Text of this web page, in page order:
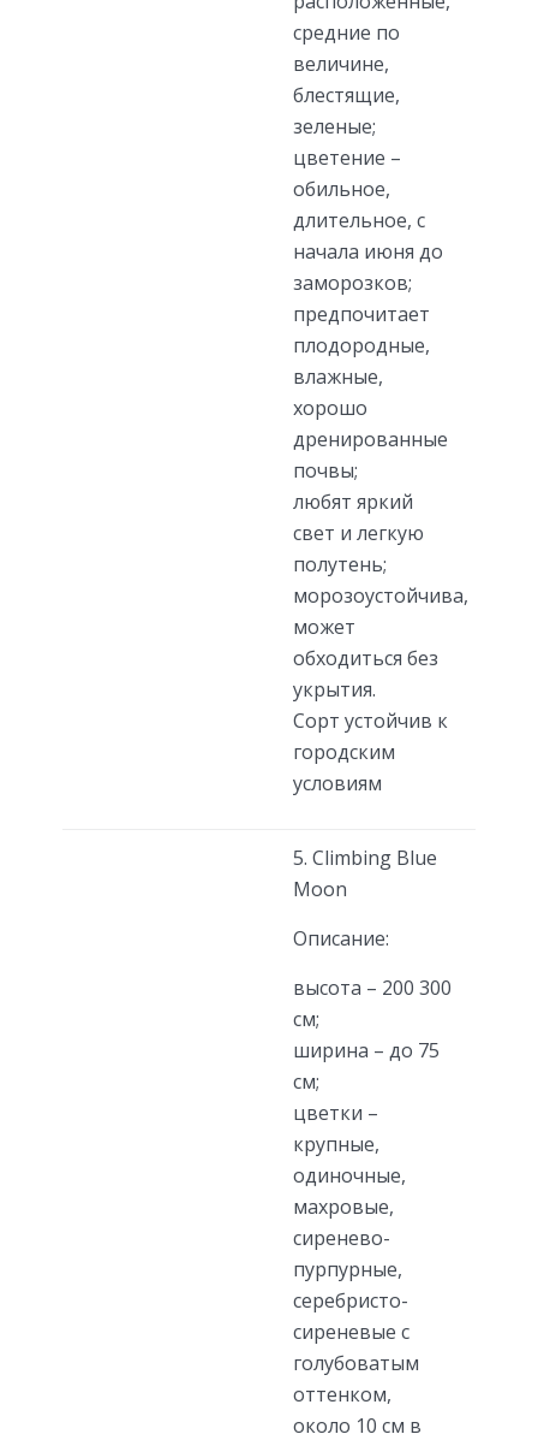
средние по
величине,
блестящие,
зеленые;
цветение –
обильное,
длительное, с
начала июня до
заморозков;
предпочитает
плодородные,
влажные,
хорошо
дренированные
почвы;
любят яркий
свет и легкую
полутень;
морозоустойчива,
может
обходиться без
укрытия.
Сорт устойчив к
городским
условиям
5. Climbing Blue
Moon
Описание:
высота – 200 300
см;
ширина – до 75
см;
цветки –
крупные,
одиночные,
махровые,
сиренево-
пурпурные,
серебристо-
сиреневые с
голубоватым
оттенком,
около 10 см в